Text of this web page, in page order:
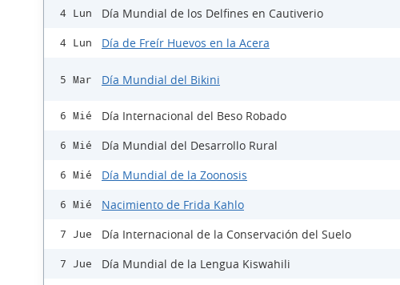
4 Lun Día Mundial de los Delfines en Cautiverio
4 Lun Día de Freír Huevos en la Acera
5 Mar Día Mundial del Bikini
6 Mié Día Internacional del Beso Robado
6 Mié Día Mundial del Desarrollo Rural
6 Mié Día Mundial de la Zoonosis
6 Mié Nacimiento de Frida Kahlo
7 Jue Día Internacional de la Conservación del Suelo
7 Jue Día Mundial de la Lengua Kiswahili